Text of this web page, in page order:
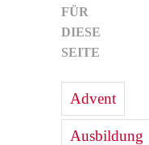
FÜR
DIESE
SEITE
Advent
Ausbildung